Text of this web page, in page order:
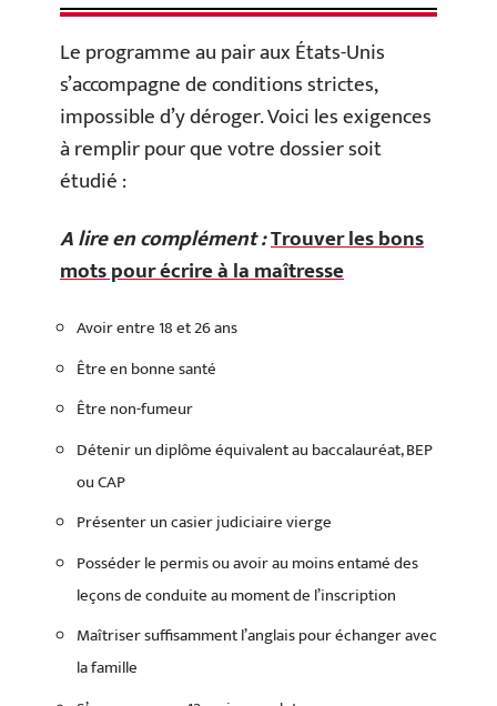
Le programme au pair aux États-Unis
s’accompagne de conditions strictes,
impossible d’y déroger. Voici les exigences
à remplir pour que votre dossier soit
étudié :
A lire en complément :Trouver les bons
mots pour écrire à la maîtresse
Avoir entre 18 et 26 ans
Être en bonne santé
Être non-fumeur
Détenir un diplôme équivalent au baccalauréat, BEP
ou CAP
Présenter un casier judiciaire vierge
Posséder le permis ou avoir au moins entamé des
leçons de conduite au moment de l’inscription
Maîtriser suffisamment l’anglais pour échanger avec
la famille